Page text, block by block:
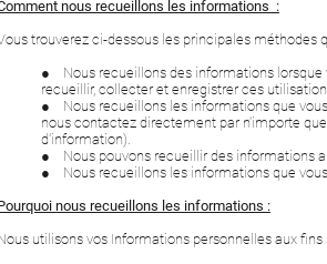
nous recueillons les informations :
trouverez ci-dessous les principales méthodes
● Nous recueillons des informations lorsque
recueillir, collecter et enregistrer ces
● Nous recueillons les informations que
nous contactez directement par n'importe
d'information).
● Nous pouvons recueillir des informations
● Nous recueillons les informations que
nous recueillons les informations :
utilisons vos Informations personnelles aux fins